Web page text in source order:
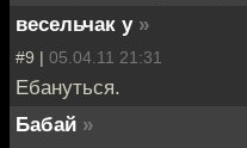
весельчак у »
#9 | 05.04.11 21:31
Ебануться.
Бабай »